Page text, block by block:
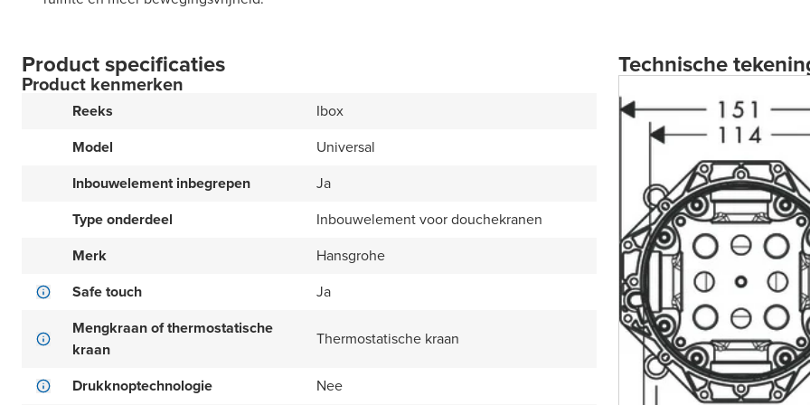
Product specificaties
Product kenmerken
Reeks
Ibox
Model
Universal
Inbouwelement inbegrepen
Ja
Type onderdeel
Inbouwelement voor douchekranen
Merk
Hansgrohe
Safe touch
Ja
Mengkraan of thermostatische
kraan
Thermostatische kraan
Drukknoptechnologie Nee
Technische